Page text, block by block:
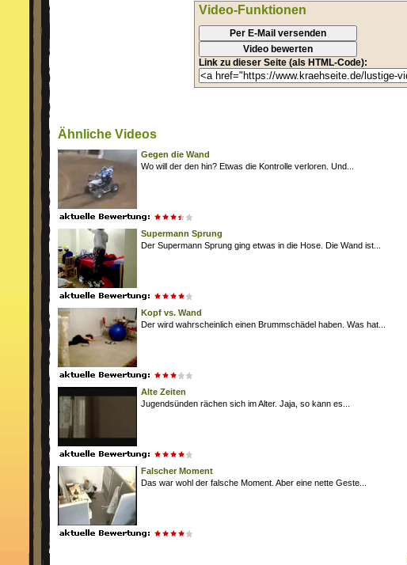
Video-Funktionen
Per E-Mail versenden
Video bewerten
Link zu dieser Seite (als HTML-Code):
Ähnliche Videos
Gegen die Wand
Wo will der den hin? Etwas die Kontrolle verloren. Und...
Supermann Sprung
Der Supermann Sprung ging etwas in die Hose. Die Wand ist...
Kopf vs. Wand
Der wird wahrscheinlich einen Brummschädel haben. Was hat...
Alte Zeiten
Jugendsünden rächen sich im Alter. Jaja, so kann es...
Falscher Moment
Das war wohl der falsche Moment. Aber eine nette Geste...